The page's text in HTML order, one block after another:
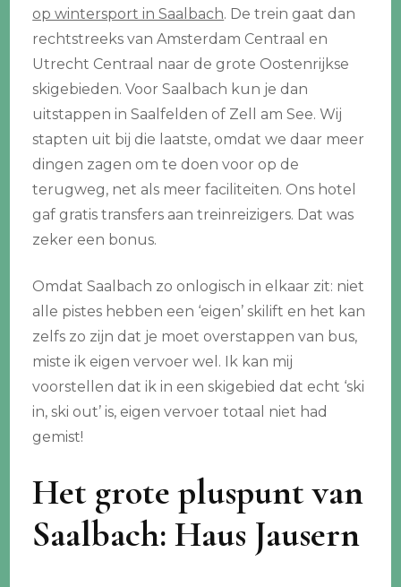
op wintersport in Saalbach. De trein gaat dan
rechtstreeks van Amsterdam Centraal en
Utrecht Centraal naar de grote Oostenrijkse
skigebieden. Voor Saalbach kun je dan
uitstappen in Saalfelden of Zell am See. Wij
stapten uit bij die laatste, omdat we daar meer
dingen zagen om te doen voor op de
terugweg, net als meer faciliteiten. Ons hotel
gaf gratis transfers aan treinreizigers. Dat was
zeker een bonus.
Omdat Saalbach zo onlogisch in elkaar zit: niet
alle pistes hebben een ‘eigen’ skilift en het kan
zelfs zo zijn dat je moet overstappen van bus,
miste ik eigen vervoer wel. Ik kan mij
voorstellen dat ik in een skigebied dat echt ‘ski
in, ski out’ is, eigen vervoer totaal niet had
gemist!
Het grote pluspunt van
Saalbach: Haus Jausern